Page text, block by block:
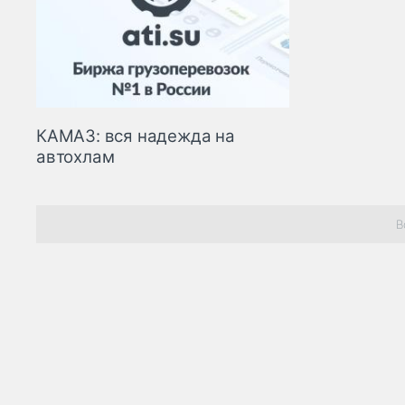
КАМАЗ: вся надежда на
автохлам